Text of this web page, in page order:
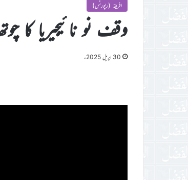
افریقہ (رپورٹس)
وقف نو نائیجیریا کا
30 اپریل 2025ء